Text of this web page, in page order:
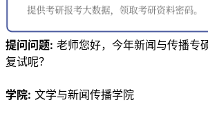
提问问题: 老师您好，今年新闻与传播专
复试呢？
学院: 文学与新闻传播学院